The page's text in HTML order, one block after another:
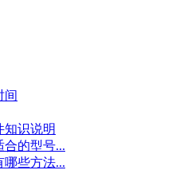
间
知识说明
合的型号...
哪些方法...